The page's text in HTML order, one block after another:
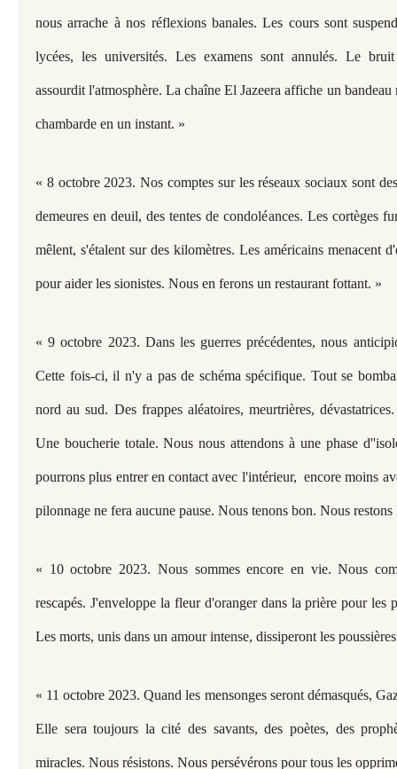
nous arrache à nos réflexions banales. Les cours sont
lycées, les universités. Les examens sont annulés. Le
assourdit l'atmosphère. La chaîne El Jazeera affiche un
chambarde en un instant. »
« 8 octobre 2023. Nos comptes sur les réseaux sociaux sont
demeures en deuil, des tentes de condoléances. Les cortèges
mêlent, s'étalent sur des kilomètres. Les américains menacent
pour aider les sionistes. Nous en ferons un restaurant fottant. »
« 9 octobre 2023. Dans les guerres précédentes, nous
Cette fois-ci, il n'y a pas de schéma spécifique. Tout se
nord au sud. Des frappes aléatoires, meurtrières,
Une boucherie totale. Nous nous attendons à une phase
pourrons plus entrer en contact avec l'intérieur, encore moins
pilonnage ne fera aucune pause. Nous tenons bon. Nous restons
« 10 octobre 2023. Nous sommes encore en vie. Nous
rescapés. J'enveloppe la fleur d'oranger dans la prière pour les
Les morts, unis dans un amour intense, dissiperont les
« 11 octobre 2023. Quand les mensonges seront démasqués,
Elle sera toujours la cité des savants, des poètes, des
miracles. Nous résistons. Nous persévérons pour tous les